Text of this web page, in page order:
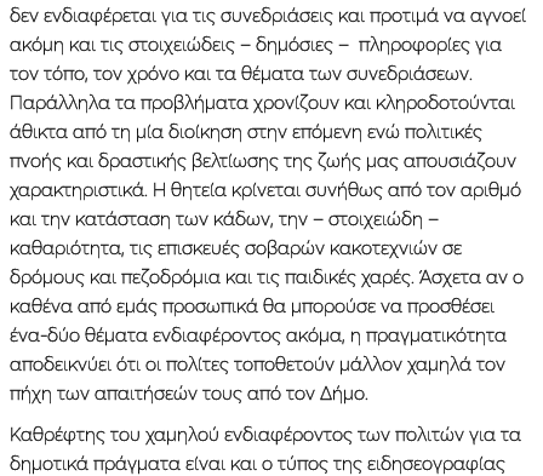
δεν ενδιαφέρεται για τις συνεδριάσεις και προτιμά να αγνοεί
ακόμη και τις στοιχειώδεις – δημόσιες – πληροφορίες για
τον τόπο, τον χρόνο και τα θέματα των συνεδριάσεων.
Παράλληλα τα προβλήματα χρονίζουν και κληροδοτούνται
άθικτα από τη μία διοίκηση στην επόμενη ενώ πολιτικές
πνοής και δραστικής βελτίωσης της ζωής μας απουσιάζουν
χαρακτηριστικά. Η θητεία κρίνεται συνήθως από τον αριθμό
και την κατάσταση των κάδων, την – στοιχειώδη –
καθαριότητα, τις επισκευές σοβαρών κακοτεχνιών σε
δρόμους και πεζοδρόμια και τις παιδικές χαρές. Άσχετα αν ο
καθένα από εμάς προσωπικά θα μπορούσε να προσθέσει
ένα-δύο θέματα ενδιαφέροντος ακόμα, η πραγματικότητα
αποδεικνύει ότι οι πολίτες τοποθετούν μάλλον χαμηλά τον
πήχη των απαιτήσεών τους από τον Δήμο.
Καθρέφτης του χαμηλού ενδιαφέροντος των πολιτών για τα
δημοτικά πράγματα είναι και ο τύπος της ειδησεογραφίας